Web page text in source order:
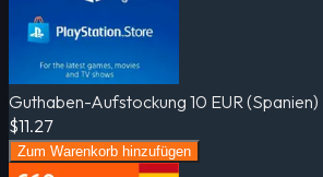
Guthaben-Aufstockung 10 EUR (Spanien)
$11.27
Zum Warenkorb hinzufügen